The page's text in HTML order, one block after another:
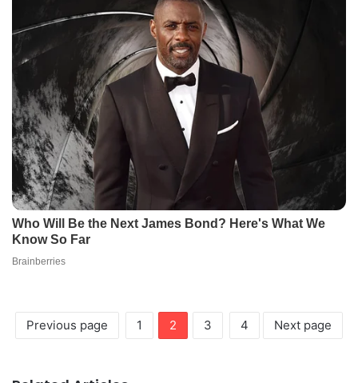
Previous page 1 2 3 4 Next page